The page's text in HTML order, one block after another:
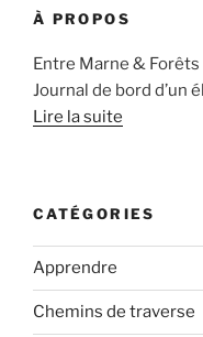
À PROPOS
Entre Marne & Forêts
Journal de bord d’un
Lire la suite
CATÉGORIES
Apprendre
Chemins de traverse